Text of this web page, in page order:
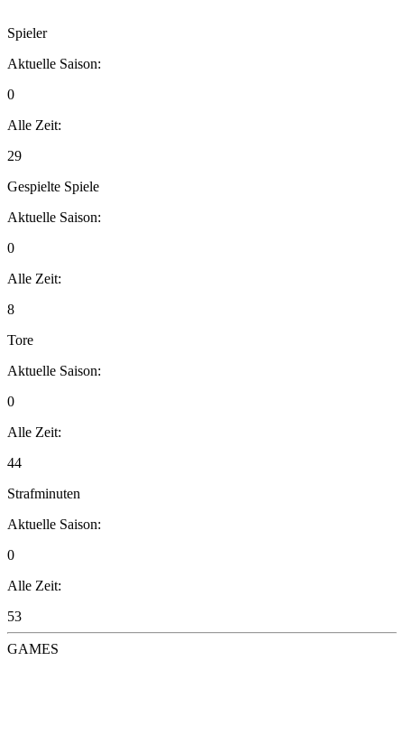
Spieler
Aktuelle Saison:
0
Alle Zeit:
29
Gespielte Spiele
Aktuelle Saison:
0
Alle Zeit:
8
Tore
Aktuelle Saison:
0
Alle Zeit:
44
Strafminuten
Aktuelle Saison:
0
Alle Zeit:
53
GAMES